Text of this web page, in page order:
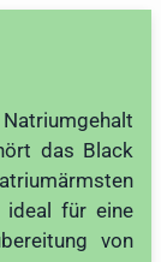
das Black
ideal für eine
von